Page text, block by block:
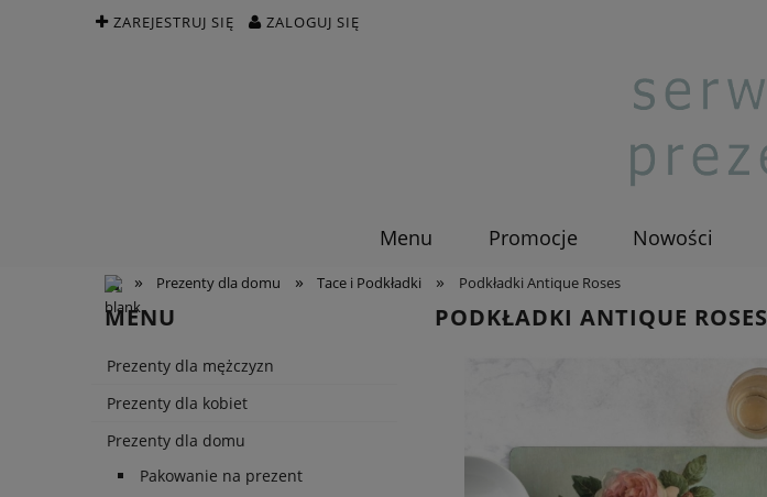
ZAREJESTRUJ SIĘ ZALOGUJ SIĘ
Menu Promocje Nowości
» Prezenty dla domu » Tace i Podkładki » Podkładki Antique Roses
MENU
Prezenty dla mężczyzn
Prezenty dla kobiet
Prezenty dla domu
Pakowanie na prezent
PODKŁADKI ANTIQUE ROSES